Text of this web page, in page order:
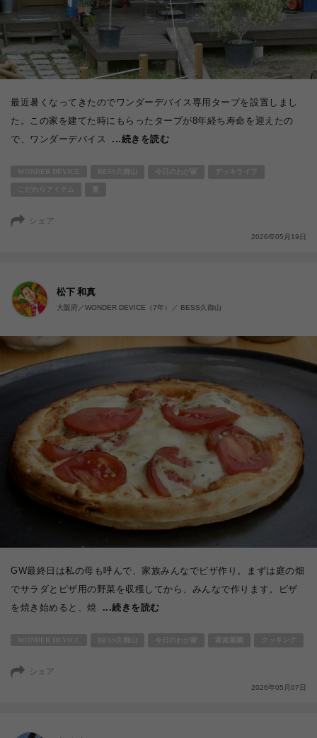
最近暑くなってきたのでワンダーデバイス専用タープを設置しまし
た。この家を建てた時にもらったタープが8年経ち寿命を迎えたの
で、ワンダーデバイス
...続きを読む
シェア
2026年05月19日
松下 和真
大阪府／WONDER DEVICE（7年）／ BESS久御山
GW最終日は私の母も呼んで、家族みんなでピザ作り。まずは庭の畑
でサラダとピザ用の野菜を収穫してから、みんなで作ります。ピザ
を焼き始めると、焼
...続きを読む
シェア
2026年05月07日